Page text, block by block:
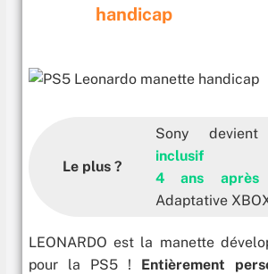
handicap
Le plus ?
Sony
inclusif
4 ans après
Adaptative
LEONARDO est la manette
pour la PS5 ! Entièrement